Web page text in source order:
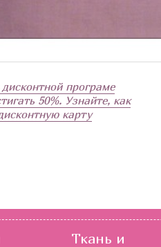
програме
50%. Узнайте, как
карту
Ткань и